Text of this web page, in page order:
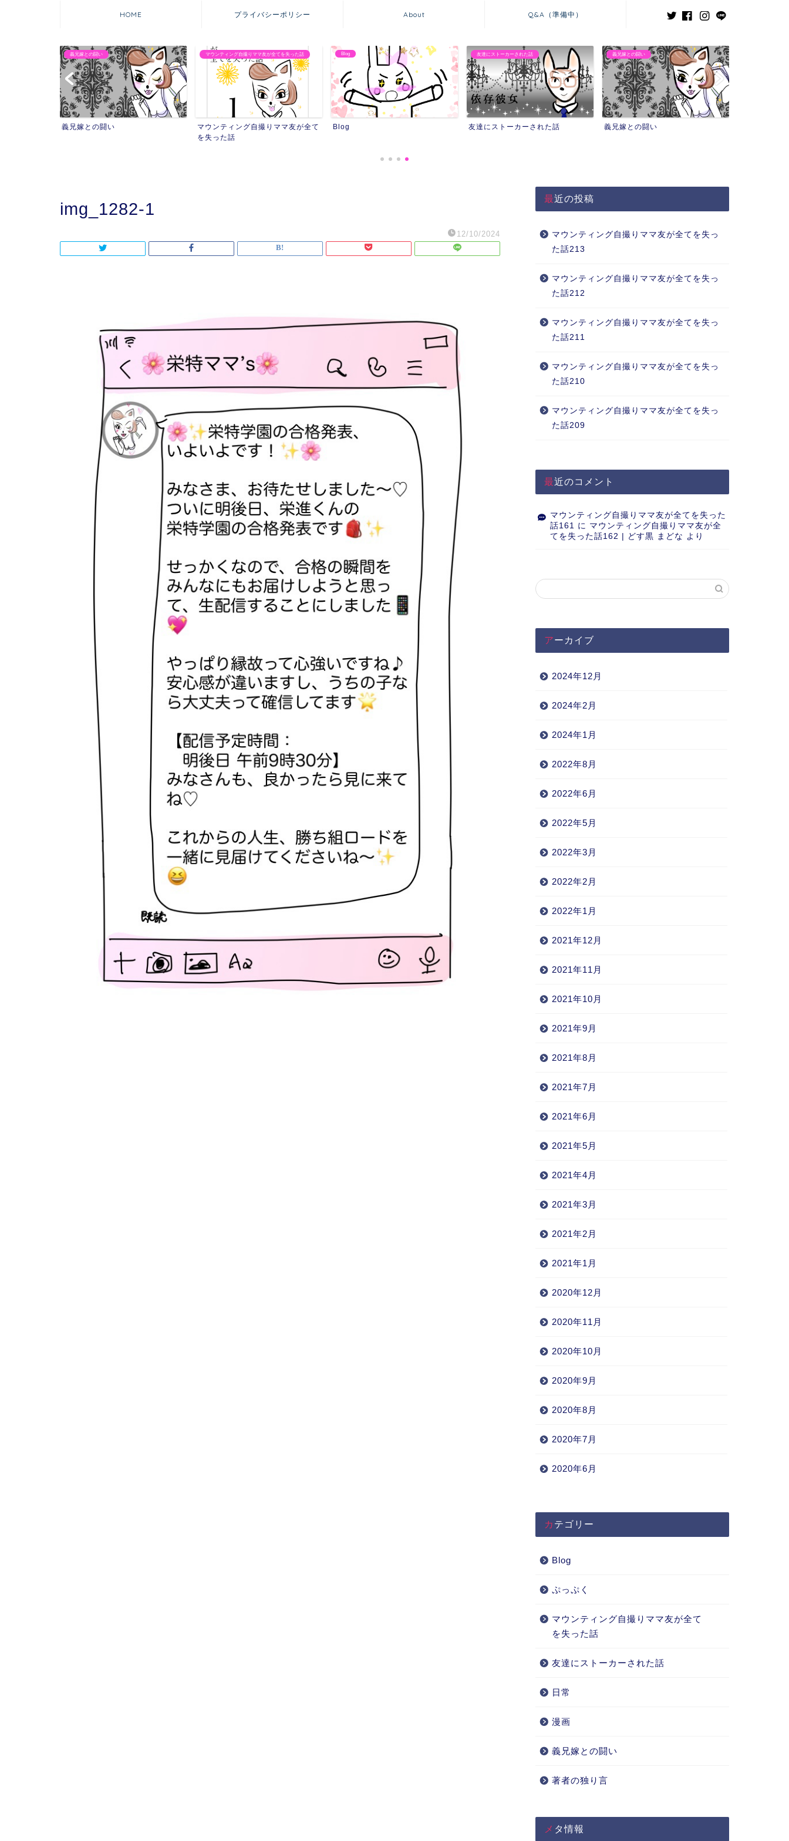
HOME プライバシーポリシー About Q&A（準備中）
義兄嫁との闘い
義兄嫁との闘い
マウンティング自撮りママ友が全てを失った話
マウンティング自撮りママ友が全て
を失った話
Blog
Blog
友達にストーカーされた話
友達にストーカーされた話
義兄嫁との闘い
義兄嫁との闘い
img_1282-1
12/10/2024
最近の投稿
マウンティング自撮りママ友が全てを失っ
た話213
マウンティング自撮りママ友が全てを失っ
た話212
マウンティング自撮りママ友が全てを失っ
た話211
マウンティング自撮りママ友が全てを失っ
た話210
マウンティング自撮りママ友が全てを失っ
た話209
最近のコメント
マウンティング自撮りママ友が全てを失った
話161 に マウンティング自撮りママ友が全
てを失った話162 | どす黒 まどな より
アーカイブ
2024年12月
2024年2月
2024年1月
2022年8月
2022年6月
2022年5月
2022年3月
2022年2月
2022年1月
2021年12月
2021年11月
2021年10月
2021年9月
2021年8月
2021年7月
2021年6月
2021年5月
2021年4月
2021年3月
2021年2月
2021年1月
2020年12月
2020年11月
2020年10月
2020年9月
2020年8月
2020年7月
2020年6月
カテゴリー
Blog
ぷっぷく
マウンティング自撮りママ友が全て
を失った話
友達にストーカーされた話
日常
漫画
義兄嫁との闘い
著者の独り言
メタ情報